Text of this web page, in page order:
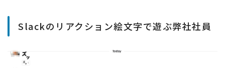
Slackのリアクション絵文字で遊ぶ弊社社員